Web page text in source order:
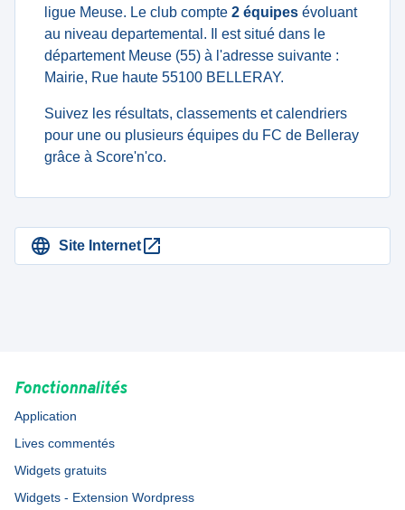
ligue Meuse. Le club compte 2 équipes évoluant
au niveau departemental. Il est situé dans le
département Meuse (55) à l'adresse suivante :
Mairie, Rue haute 55100 BELLERAY.
Suivez les résultats, classements et calendriers
pour une ou plusieurs équipes du FC de Belleray
grâce à Score'n'co.
Site Internet
Fonctionnalités
Application
Lives commentés
Widgets gratuits
Widgets - Extension Wordpress